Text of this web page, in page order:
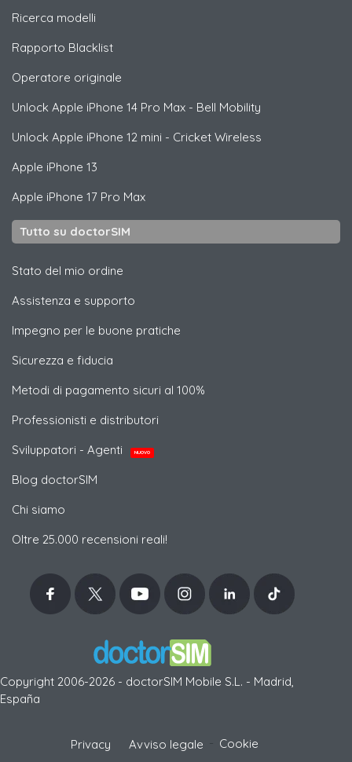
Ricerca modelli
Rapporto Blacklist
Operatore originale
Unlock Apple iPhone 14 Pro Max - Bell Mobility
Unlock Apple iPhone 12 mini - Cricket Wireless
Apple iPhone 13
Apple iPhone 17 Pro Max
Tutto su doctorSIM
Stato del mio ordine
Assistenza e supporto
Impegno per le buone pratiche
Sicurezza e fiducia
Metodi di pagamento sicuri al 100%
Professionisti e distributori
Sviluppatori - Agenti
NUOVO
Blog doctorSIM
Chi siamo
Oltre 25.000 recensioni reali!
Copyright 2006-2026 - doctorSIM Mobile S.L. - Madrid,
España
Privacy Avviso legale Cookie